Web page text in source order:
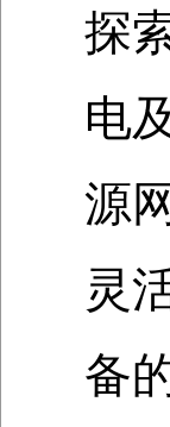
探
电
源
灵
备